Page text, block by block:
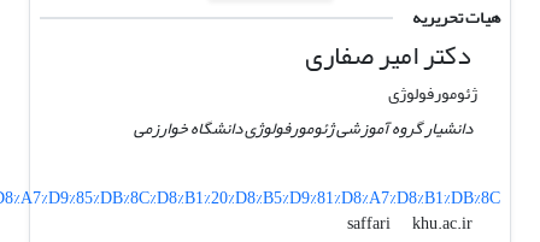
هیات تحریریه
دکتر امیر صفاری
ژئومورفولوژی
دانشیار گروه آموزشی ژئومورفولوژی دانشگاه خوارزمی
saffari
khu.ac.ir